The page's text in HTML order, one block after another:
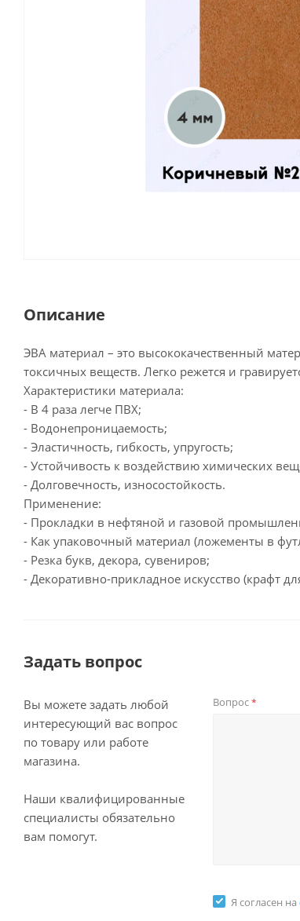
Описание
ЭВА материал – это высококачественный
токсичных веществ. Легко режется и
Характеристики материала:
- В 4 раза легче ПВХ;
- Водонепроницаемость;
- Эластичность, гибкость, упругость;
- Устойчивость к воздействию химических
- Долговечность, износостойкость.
Применение:
- Прокладки в нефтяной и газовой
- Как упаковочный материал (ложементы в
- Резка букв, декора, сувениров;
- Декоративно-прикладное искусство (крафт
Задать вопрос
Вы можете задать любой
интересующий вас вопрос
по товару или работе
магазина.
Наши квалифицированные
специалисты обязательно
вам помогут.
Вопрос*
Я согласен на